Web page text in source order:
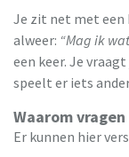
Je zit net met een
alweer: “Mag ik
een keer. Je
speelt er iets
Waarom
Er kunnen hier